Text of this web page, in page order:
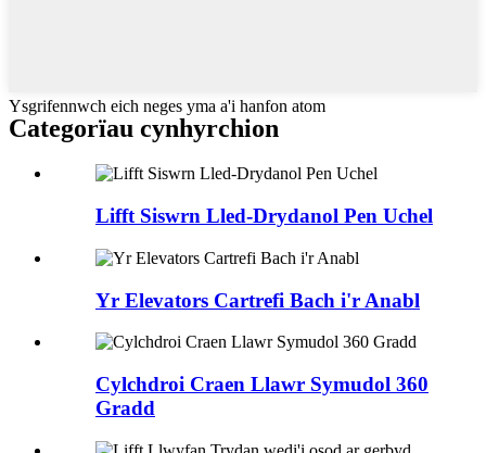
Ysgrifennwch eich neges yma a'i hanfon atom
Categorïau cynhyrchion
Lifft Siswrn Lled-Drydanol Pen Uchel
Yr Elevators Cartrefi Bach i'r Anabl
Cylchdroi Craen Llawr Symudol 360
Gradd